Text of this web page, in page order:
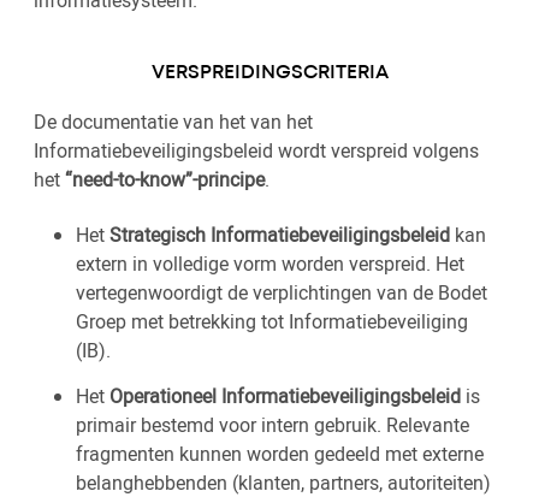
VERSPREIDINGSCRITERIA
De documentatie van het van het
Informatiebeveiligingsbeleid wordt verspreid volgens
het“need-to-know”-principe.
HetStrategisch Informatiebeveiligingsbeleid kan
extern in volledige vorm worden verspreid. Het
vertegenwoordigt de verplichtingen van de Bodet
Groep met betrekking tot Informatiebeveiliging
(IB).
Het Operationeel Informatiebeveiligingsbeleid is
primair bestemd voor intern gebruik. Relevante
fragmenten kunnen worden gedeeld met externe
belanghebbenden (klanten, partners, autoriteiten)